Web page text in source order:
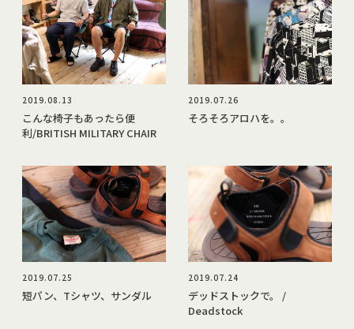
2019.08.13
こんな椅子もあったら便
利/BRITISH MILITARY CHAIR
2019.07.26
そろそろアロハを。。
2019.07.25
短パン、Tシャツ、サンダル
2019.07.24
デッドストックで。 /
Deadstock